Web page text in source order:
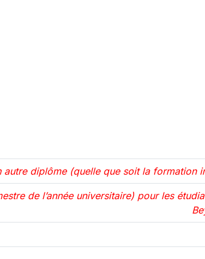
diplôme (quelle que soit la formation
de l’année universitaire) pour les